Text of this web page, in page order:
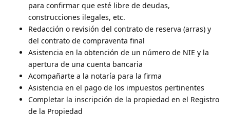
para confirmar que esté libre de deudas,
construcciones ilegales, etc.
Redacción o revisión del contrato de reserva (arras) y
del contrato de compraventa final
Asistencia en la obtención de un número de NIE y la
apertura de una cuenta bancaria
Acompañarte a la notaría para la firma
Asistencia en el pago de los impuestos pertinentes
Completar la inscripción de la propiedad en el Registro
de la Propiedad